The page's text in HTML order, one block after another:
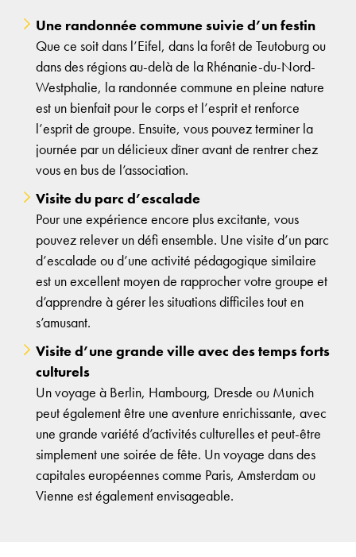
Une randonnée commune suivie d’un festin
Que ce soit dans l’Eifel, dans la forêt de Teutoburg ou
dans des régions au-delà de la Rhénanie-du-Nord-
Westphalie, la randonnée commune en pleine nature
est un bienfait pour le corps et l’esprit et renforce
l’esprit de groupe. Ensuite, vous pouvez terminer la
journée par un délicieux dîner avant de rentrer chez
vous en bus de l’association.
Visite du parc d’escalade
Pour une expérience encore plus excitante, vous
pouvez relever un défi ensemble. Une visite d’un parc
d’escalade ou d’une activité pédagogique similaire
est un excellent moyen de rapprocher votre groupe et
d’apprendre à gérer les situations difficiles tout en
s’amusant.
Visite d’une grande ville avec des temps forts
culturels
Un voyage à Berlin, Hambourg, Dresde ou Munich
peut également être une aventure enrichissante, avec
une grande variété d’activités culturelles et peut-être
simplement une soirée de fête. Un voyage dans des
capitales européennes comme Paris, Amsterdam ou
Vienne est également envisageable.